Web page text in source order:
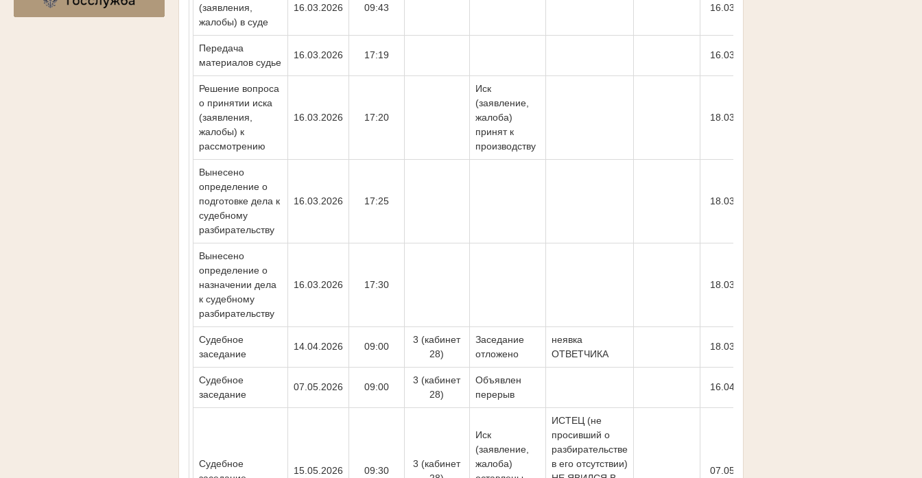
(заявления,
жалобы) в суде
16.03.2026 09:43 16.03.2026
Передача
материалов судье
16.03.2026 17:19 16.03.2026
Решение вопроса
о принятии иска
(заявления,
жалобы) к
рассмотрению
16.03.2026 17:20
Иск
(заявление,
жалоба)
принят к
производству
18.03.2026
Вынесено
определение о
подготовке дела к
судебному
разбирательству
16.03.2026 17:25 18.03.2026
Вынесено
определение о
назначении дела
к судебному
разбирательству
16.03.2026 17:30 18.03.2026
Судебное
заседание
14.04.2026 09:00
3 (кабинет
28)
Заседание
отложено
неявка
ОТВЕТЧИКА
18.03.2026
Судебное
заседание
07.05.2026 09:00
3 (кабинет
28)
Объявлен
перерыв
16.04.2026
Судебное
15.05.2026 09:30
3 (кабинет
Иск
(заявление,
жалоба)
ИСТЕЦ (не
просивший о
разбирательстве
в его отсутствии)
07.05.2026